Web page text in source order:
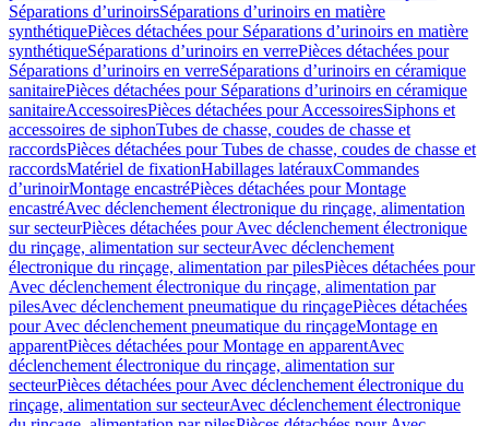
Séparations d’urinoirsSéparations d’urinoirs en matière
synthétiquePièces détachées pour Séparations d’urinoirs en matière
synthétiqueSéparations d’urinoirs en verrePièces détachées pour
Séparations d’urinoirs en verreSéparations d’urinoirs en céramique
sanitairePièces détachées pour Séparations d’urinoirs en céramique
sanitaireAccessoiresPièces détachées pour AccessoiresSiphons et
accessoires de siphonTubes de chasse, coudes de chasse et
raccordsPièces détachées pour Tubes de chasse, coudes de chasse et
raccordsMatériel de fixationHabillages latérauxCommandes
dʼurinoirMontage encastréPièces détachées pour Montage
encastréAvec déclenchement électronique du rinçage, alimentation
sur secteurPièces détachées pour Avec déclenchement électronique
du rinçage, alimentation sur secteurAvec déclenchement
électronique du rinçage, alimentation par pilesPièces détachées pour
Avec déclenchement électronique du rinçage, alimentation par
pilesAvec déclenchement pneumatique du rinçagePièces détachées
pour Avec déclenchement pneumatique du rinçageMontage en
apparentPièces détachées pour Montage en apparentAvec
déclenchement électronique du rinçage, alimentation sur
secteurPièces détachées pour Avec déclenchement électronique du
rinçage, alimentation sur secteurAvec déclenchement électronique